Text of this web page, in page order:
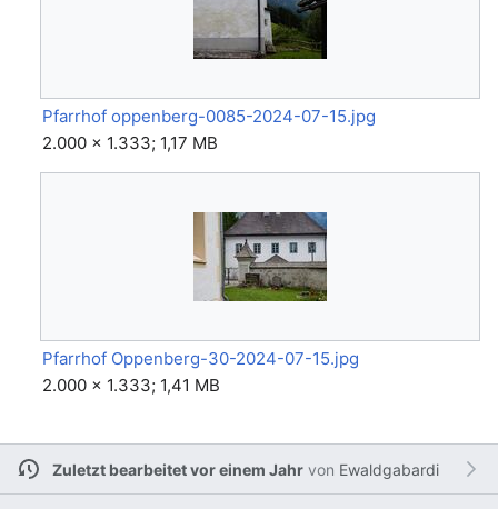
Pfarrhof oppenberg-0085-2024-07-15.jpg
2.000 × 1.333; 1,17 MB
Pfarrhof Oppenberg-30-2024-07-15.jpg
2.000 × 1.333; 1,41 MB
Zuletzt bearbeitet vor einem Jahrvon Ewaldgabardi